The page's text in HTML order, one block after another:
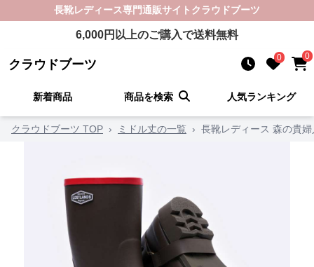
長靴レディース専門通販サイト クラウドブーツ
6,000円以上のご購入で送料無料
クラウドブーツ 0 0
新着商品 商品を検索 人気ランキング
クラウドブーツ TOP › ミドル丈の一覧 › 長靴レディース 森の貴